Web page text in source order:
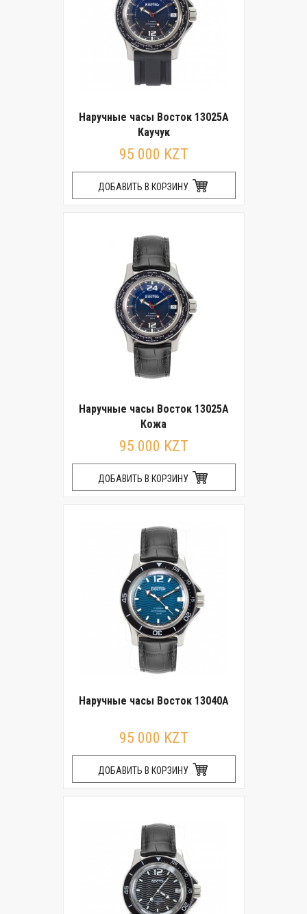
Наручные часы Восток 13025А
Каучук
95 000 KZT
ДОБАВИТЬ В КОРЗИНУ
Наручные часы Восток 13025А
Кожа
95 000 KZT
ДОБАВИТЬ В КОРЗИНУ
Наручные часы Восток 13040A
95 000 KZT
ДОБАВИТЬ В КОРЗИНУ